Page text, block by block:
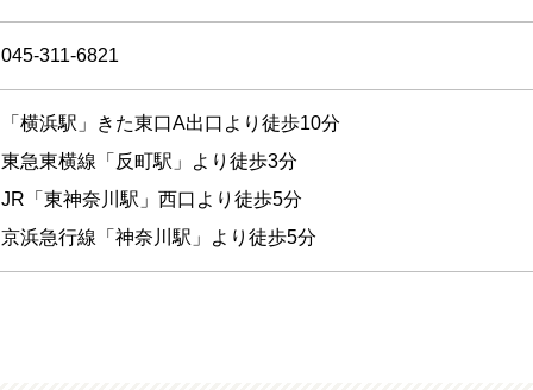
045-311-6821
「横浜駅」きた東口A出口より徒歩10分
東急東横線「反町駅」より徒歩3分
JR「東神奈川駅」西口より徒歩5分
京浜急行線「神奈川駅」より徒歩5分